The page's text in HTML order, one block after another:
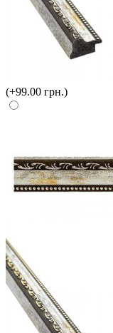
(+99.00 грн.)